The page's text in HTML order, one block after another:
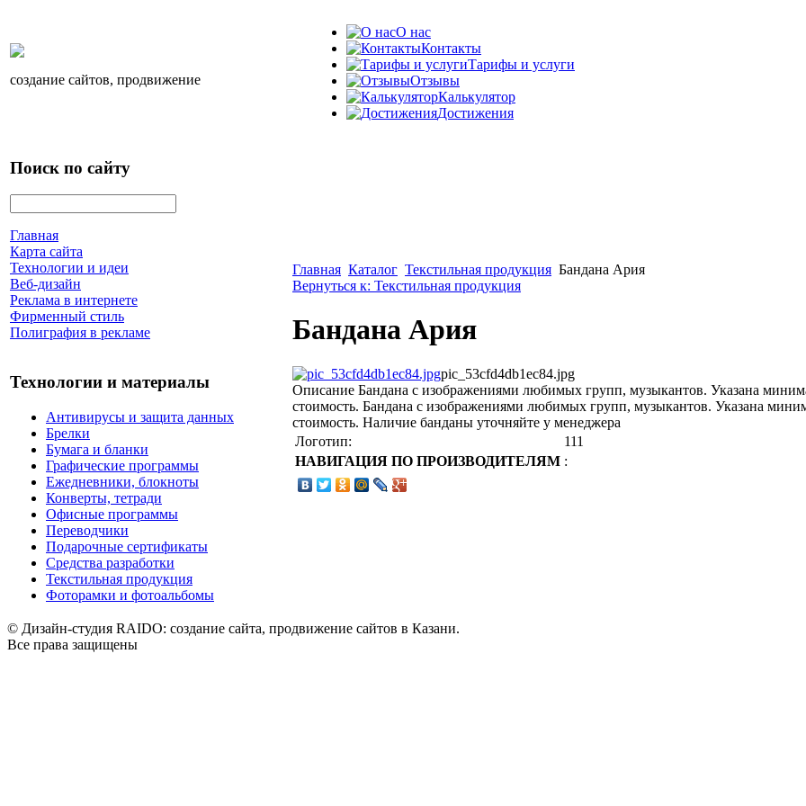
создание сайтов, продвижение
О нас
Контакты
Тарифы и услуги
Отзывы
Калькулятор
Достижения
Поиск по сайту
Главная
Карта сайта
Технологии и идеи
Веб-дизайн
Реклама в интернете
Фирменный стиль
Полиграфия в рекламе
Технологии и материалы
Антивирусы и защита данных
Брелки
Бумага и бланки
Графические программы
Ежедневники, блокноты
Конверты, тетради
Офисные программы
Переводчики
Подарочные сертификаты
Средства разработки
Текстильная продукция
Фоторамки и фотоальбомы
Главная Каталог Текстильная продукция Бандана Ария
Вернуться к: Текстильная продукция
Бандана Ария
pic_53cfd4db1ec84.jpg
Описание Бандана с изображениями любимых групп, музыкантов. Указана
стоимость. Бандана с изображениями любимых групп, музыкантов. Указана
стоимость. Наличие банданы уточняйте у менеджера
Логотип:
111
НАВИГАЦИЯ ПО ПРОИЗВОДИТЕЛЯМ :
© Дизайн-студия RAIDO: создание сайта, продвижение сайтов в Казани.
Все права защищены